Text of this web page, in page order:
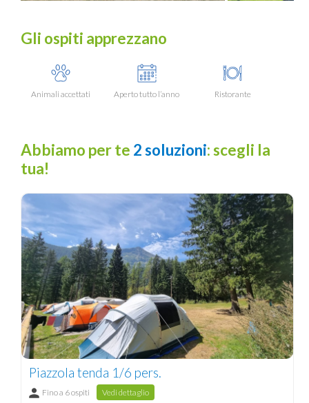
Gli ospiti apprezzano
Animali accettati Aperto tutto l’anno Ristorante
Abbiamo per te 2 soluzioni: scegli la
tua!
Piazzola tenda 1/6 pers.
Fino a 6 ospiti Vedi dettaglio